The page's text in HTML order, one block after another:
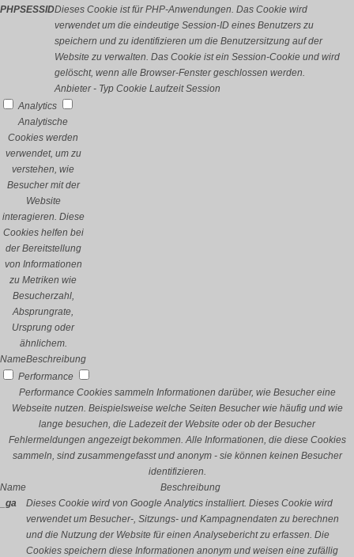
PHPSESSIDDieses Cookie ist für PHP-Anwendungen. Das Cookie wird
verwendet um die eindeutige Session-ID eines Benutzers zu
speichern und zu identifizieren um die Benutzersitzung auf der
Website zu verwalten. Das Cookie ist ein Session-Cookie und wird
gelöscht, wenn alle Browser-Fenster geschlossen werden.
Anbieter - Typ Cookie Laufzeit Session
Analytics
Analytische
Cookies werden
verwendet, um zu
verstehen, wie
Besucher mit der
Website
interagieren. Diese
Cookies helfen bei
der Bereitstellung
von Informationen
zu Metriken wie
Besucherzahl,
Absprungrate,
Ursprung oder
ähnlichem.
NameBeschreibung
Performance
Performance Cookies sammeln Informationen darüber, wie Besucher eine
Webseite nutzen. Beispielsweise welche Seiten Besucher wie häufig und wie
lange besuchen, die Ladezeit der Website oder ob der Besucher
Fehlermeldungen angezeigt bekommen. Alle Informationen, die diese Cookies
sammeln, sind zusammengefasst und anonym - sie können keinen Besucher
identifizieren.
Name
Beschreibung
_ga
Dieses Cookie wird von Google Analytics installiert. Dieses Cookie wird
verwendet um Besucher-, Sitzungs- und Kampagnendaten zu berechnen
und die Nutzung der Website für einen Analysebericht zu erfassen. Die
Cookies speichern diese Informationen anonym und weisen eine zufällig